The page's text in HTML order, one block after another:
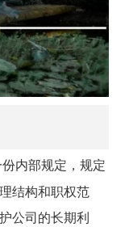
内部规定，规定
结构和职权范
公司的长期利